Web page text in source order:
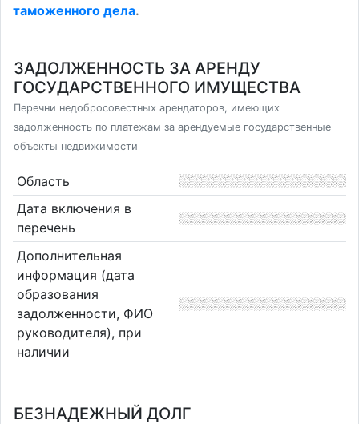
таможенного дела.
ЗАДОЛЖЕННОСТЬ ЗА АРЕНДУ
ГОСУДАРСТВЕННОГО ИМУЩЕСТВА
Перечни недобросовестных арендаторов, имеющих
задолженность по платежам за арендуемые государственные
объекты недвижимости
Область
Дата включения в
перечень
Дополнительная
информация (дата
образования
задолженности, ФИО
руководителя), при
наличии
БЕЗНАДЕЖНЫЙ ДОЛГ